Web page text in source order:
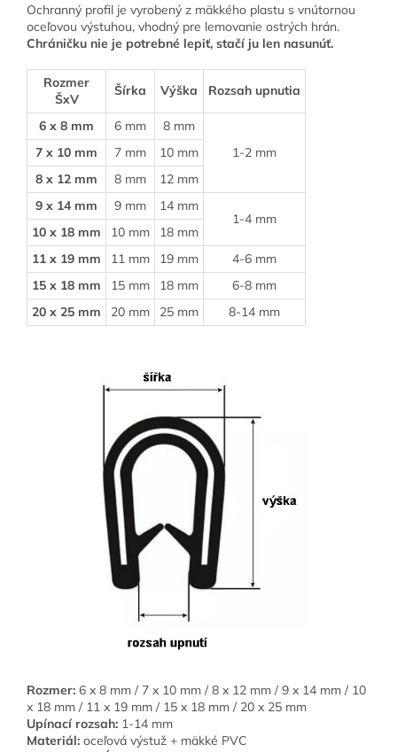
Ochranný profil je vyrobený z mäkkého plastu s vnútornou
oceľovou výstuhou, vhodný pre lemovanie ostrých hrán.
Chráničku nie je potrebné lepiť, stačí ju len nasunúť.
Rozmer
ŠxV
Šírka Výška Rozsah upnutia
6 x 8 mm 6 mm
8 mm
1-2 mm
7 x 10 mm 7 mm
10 mm
8 x 12 mm
8 mm
12 mm
9 x 14 mm
9 mm
14 mm
1-4 mm
10 x 18 mm
10 mm
18 mm
11 x 19 mm
11 mm 19 mm
4-6 mm
15 x 18 mm
15 mm 18 mm
6-8 mm
20 x 25 mm
20 mm 25 mm 8-14 mm
Rozmer: 6 x 8 mm / 7 x 10 mm / 8 x 12 mm / 9 x 14 mm / 10
x 18 mm / 11 x 19 mm / 15 x 18 mm / 20 x 25 mm
Upínací rozsah: 1-14 mm
Materiál: oceľová výstuž + mäkké PVC